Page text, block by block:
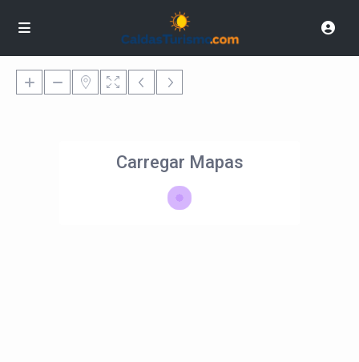
Carregar Mapas